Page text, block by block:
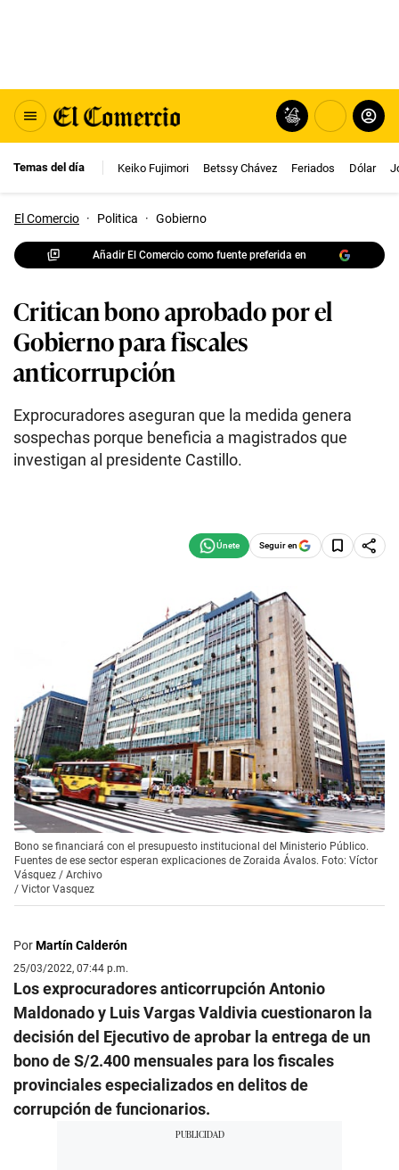
Temas del día Keiko Fujimori Betssy Chávez Feriados Dólar
El Comercio · Politica · Gobierno
Añadir El Comercio como fuente preferida en
Critican bono aprobado por el
Gobierno para fiscales
anticorrupción
Exprocuradores aseguran que la medida genera
sospechas porque beneficia a magistrados que
investigan al presidente Castillo.
Seguir en
Bono se financiará con el presupuesto institucional del Ministerio Público.
Fuentes de ese sector esperan explicaciones de Zoraida Ávalos. Foto: Víctor
Vásquez / Archivo
/ Victor Vasquez
PorMartín Calderón
25/03/2022, 07:44 p.m.
Los exprocuradores anticorrupción Antonio
Maldonado y Luis Vargas Valdivia cuestionaron la
decisión del Ejecutivo de aprobar la entrega de un
bono de S/2.400 mensuales para los fiscales
provinciales especializados en delitos de
corrupción de funcionarios.